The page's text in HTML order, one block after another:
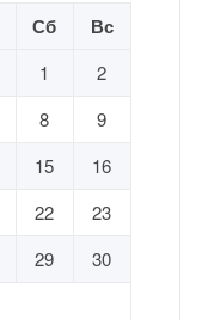
Сб Вс
1
2
8
9
15
16
22
23
29
30